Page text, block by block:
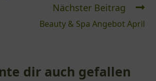
Nächster Beitrag
Beauty & Spa Angebot April
dir auch gefallen